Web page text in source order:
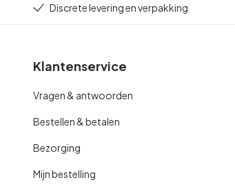
Discrete levering en verpakking
Klantenservice
Vragen & antwoorden
Bestellen & betalen
Bezorging
Mijn bestelling